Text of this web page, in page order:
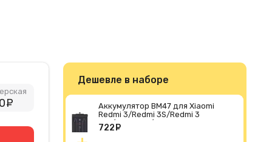
Дешевле в наборе
Аккумулятор BM47 для Xiaomi
Redmi 3/Redmi 3S/Redmi 3
Pro/Redmi 3X/Redmi 4X
722